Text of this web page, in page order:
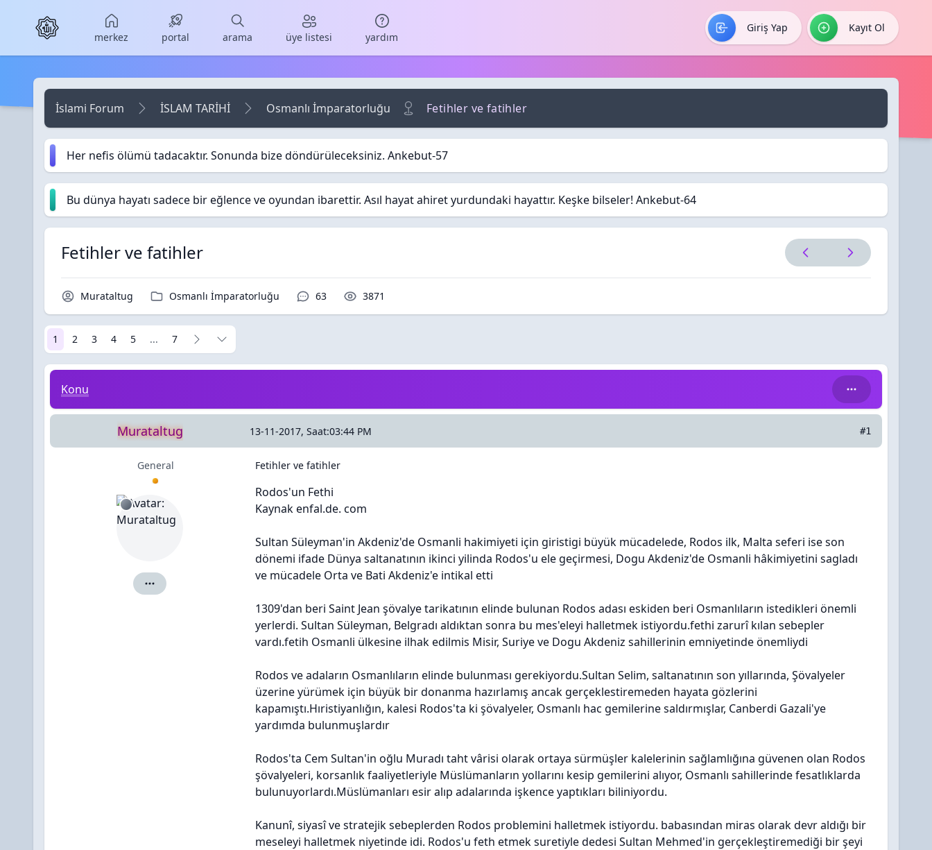
Skip to main content
merkez portal arama üye listesi yardım
Giriş Yap Kayıt Ol
İslami Forum İSLAM TARİHİ Osmanlı İmparatorluğu Fetihler ve fatihler
Her nefis ölümü tadacaktır. Sonunda bize döndürüleceksiniz. Ankebut-57
Bu dünya hayatı sadece bir eğlence ve oyundan ibarettir. Asıl hayat ahiret yurdundaki hayattır. Keşke bilseler! Ankebut-64
Fetihler ve fatihler
Konu Sahibi / Yazar
Murataltug Kategori / Forum
Osmanlı İmparatorluğu Yorumlar / Cevaplar
63 Okunma / Görüntüleme
3871
1 2 3 4 5 ... 7
Fetihler ve fatihler
Konu
Murataltug 13-11-2017, Saat:03:44 PM #1
General
Murataltug için ayrıntılar
Fetihler ve fatihler
Rodos'un Fethi
Kaynak enfal.de. com
Sultan Süleyman'in Akdeniz'de Osmanli hakimiyeti için giristigi büyük mücadelede, Rodos ilk, Malta seferi ise son
dönemi ifade Dünya saltanatının ikinci yilinda Rodos'u ele geçirmesi, Dogu Akdeniz'de Osmanli hâkimiyetini sagladı
ve mücadele Orta ve Bati Akdeniz'e intikal etti
1309'dan beri Saint Jean şövalye tarikatının elinde bulunan Rodos adası eskiden beri Osmanlıların istedikleri önemli
yerlerdi. Sultan Süleyman, Belgradı aldıktan sonra bu mes'eleyi halletmek istiyordu.fethi zarurî kılan sebepler
vardı.fetih Osmanli ülkesine ilhak edilmis Misir, Suriye ve Dogu Akdeniz sahillerinin emniyetinde önemliydi
Rodos ve adaların Osmanlıların elinde bulunması gerekiyordu.Sultan Selim, saltanatının son yıllarında, Şövalyeler
üzerine yürümek için büyük bir donanma hazırlamış ancak gerçeklestiremeden hayata gözlerini
kapamıştı.Hıristiyanlığın, kalesi Rodos'ta ki şövalyeler, Osmanlı hac gemilerine saldırmışlar, Canberdi Gazali'ye
yardımda bulunmuşlardır
Rodos'ta Cem Sultan'in oğlu Muradı taht vârisi olarak ortaya sürmüşler kalelerinin sağlamlığına güvenen olan Rodos
şövalyeleri, korsanlık faaliyetleriyle Müslümanların yollarını kesip gemilerini alıyor, Osmanlı sahillerinde fesatlıklarda
bulunuyorlardı.Müslümanları esir alıp adalarında işkence yaptıkları biliniyordu.
Kanunî, siyasî ve stratejik sebeplerden Rodos problemini halletmek istiyordu. babasından miras olarak devr aldığı bir
meseleyi halletmek niyetinde idi. Rodos'u feth etmek suretiyle dedesi Sultan Mehmed'in gerçekleştiremediği bir şeyi